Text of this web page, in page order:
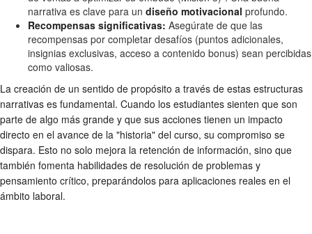
narrativa es clave para un diseño motivacional profundo.
Recompensas significativas: Asegúrate de que las
recompensas por completar desafíos (puntos adicionales,
insignias exclusivas, acceso a contenido bonus) sean percibidas
como valiosas.
La creación de un sentido de propósito a través de estas estructuras
narrativas es fundamental. Cuando los estudiantes sienten que son
parte de algo más grande y que sus acciones tienen un impacto
directo en el avance de la "historia" del curso, su compromiso se
dispara. Esto no solo mejora la retención de información, sino que
también fomenta habilidades de resolución de problemas y
pensamiento crítico, preparándolos para aplicaciones reales en el
ámbito laboral.